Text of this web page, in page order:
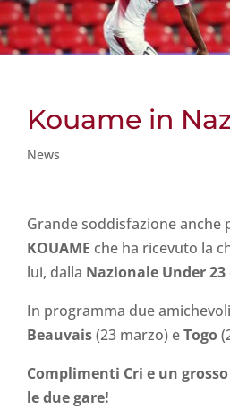
Kouame in
News
Grande soddisfazione anche
KOUAME che ha ricevuto la
lui, dalla Nazionale Under 23
In programma due
Beauvais(23 marzo) eTogo
Complimenti Cri e un
le due gare!